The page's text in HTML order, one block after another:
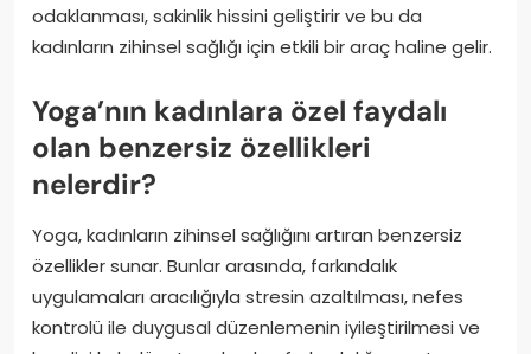
odaklanması, sakinlik hissini geliştirir ve bu da
kadınların zihinsel sağlığı için etkili bir araç haline gelir.
Yoga’nın kadınlara özel faydalı
olan benzersiz özellikleri
nelerdir?
Yoga, kadınların zihinsel sağlığını artıran benzersiz
özellikler sunar. Bunlar arasında, farkındalık
uygulamaları aracılığıyla stresin azaltılması, nefes
kontrolü ile duygusal düzenlemenin iyileştirilmesi ve